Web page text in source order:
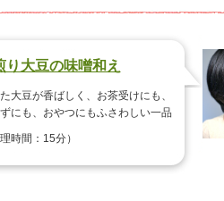
り大豆の味噌和え
大豆が香ばしく、お茶受けにも、
にも、おやつにもふさわしい一品
理時間：15分）